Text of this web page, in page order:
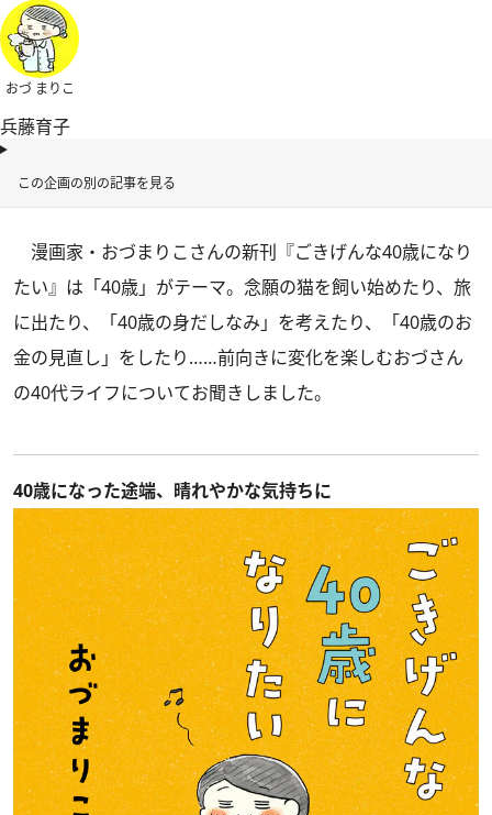
おづ まりこ
兵藤育子
この企画の別の記事を見る
漫画家・おづまりこさんの新刊 『ごきげんな40歳になり
たい』 は「40歳」がテーマ。念願の猫を飼い始めたり、旅
に出たり、「40歳の身だしなみ」を考えたり、「40歳のお
金の見直し」をしたり……前向きに変化を楽しむおづさん
の40代ライフについてお聞きしました。
40歳になった途端、晴れやかな気持ちに